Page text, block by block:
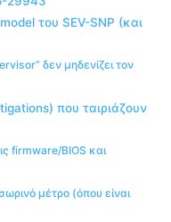
του SEV-SNP (και
δεν μηδενίζει τον
που ταιριάζουν
firmware/BIOS και
μέτρο (όπου είναι